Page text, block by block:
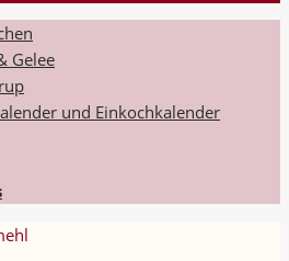
Gelee
und Einkochkalender